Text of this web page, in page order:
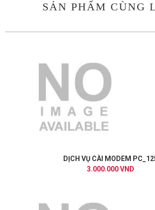
SẢN PHẨM CÙNG
DỊCH VỤ CÀI MODEM
3.000.000 VND